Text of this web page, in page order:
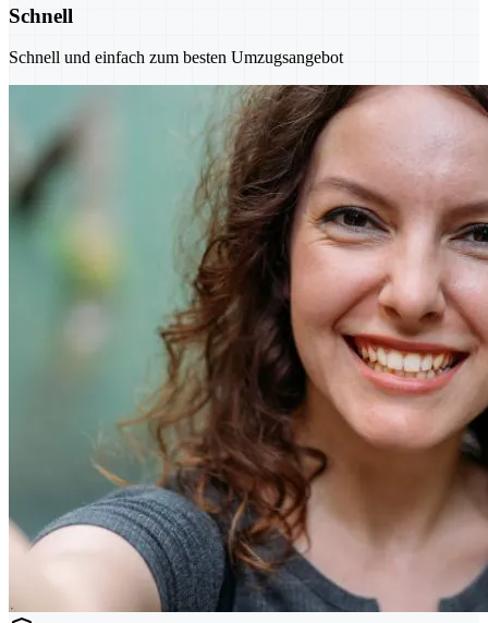
Schnell
Schnell und einfach zum besten Umzugsangebot